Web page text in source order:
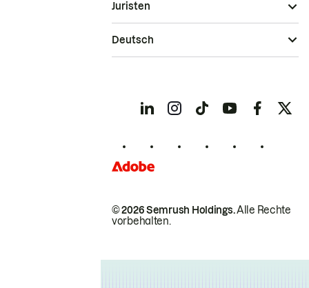
© 2026 Semrush Holdings.Alle Rechte
vorbehalten.
Juristen
Deutsch